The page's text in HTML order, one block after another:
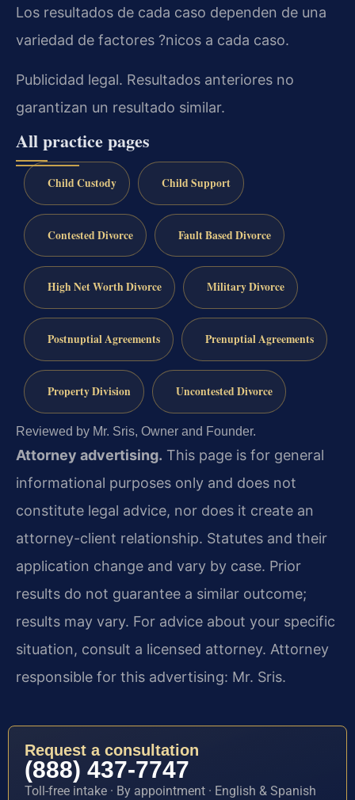
Los resultados de cada caso dependen de una
variedad de factores ?nicos a cada caso.
Publicidad legal. Resultados anteriores no
garantizan un resultado similar.
All practice pages
Child Custody Child Support
Contested Divorce Fault Based Divorce
High Net Worth Divorce Military Divorce
Postnuptial Agreements Prenuptial Agreements
Property Division Uncontested Divorce
Reviewed by Mr. Sris, Owner and Founder.
Attorney advertising. This page is for general
informational purposes only and does not
constitute legal advice, nor does it create an
attorney-client relationship. Statutes and their
application change and vary by case. Prior
results do not guarantee a similar outcome;
results may vary. For advice about your specific
situation, consult a licensed attorney. Attorney
responsible for this advertising: Mr. Sris.
Request a consultation
(888) 437-7747
Toll-free intake · By appointment · English & Spanish